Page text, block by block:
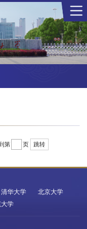
第 页 跳转
清华大学
北京大学
学